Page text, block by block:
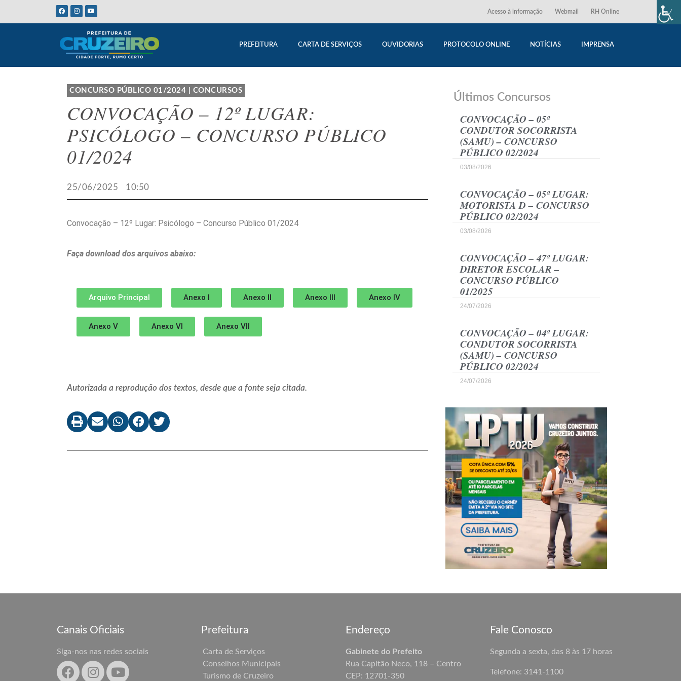
Acesso à informação Webmail RH Online
PREFEITURA CARTA DE SERVIÇOS OUVIDORIAS PROTOCOLO ONLINE NOTÍCIAS IMPRENSA
CONCURSO PÚBLICO 01/2024 CONCURSOS
CONVOCAÇÃO – 12º LUGAR:
PSICÓLOGO – CONCURSO PÚBLICO
01/2024
25/06/2025 10:50
Convocação – 12º Lugar: Psicólogo – Concurso Público 01/2024
Faça download dos arquivos abaixo:
Arquivo Principal Anexo I Anexo II Anexo III Anexo IV
Anexo V Anexo VI Anexo VII
Autorizada a reprodução dos textos, desde que a fonte seja citada.
Últimos Concursos
CONVOCAÇÃO – 05º
CONDUTOR SOCORRISTA
(SAMU) – CONCURSO
PÚBLICO 02/2024
03/08/2026
CONVOCAÇÃO – 05º LUGAR:
MOTORISTA D – CONCURSO
PÚBLICO 02/2024
03/08/2026
CONVOCAÇÃO – 47º LUGAR:
DIRETOR ESCOLAR –
CONCURSO PÚBLICO
01/2025
24/07/2026
CONVOCAÇÃO – 04º LUGAR:
CONDUTOR SOCORRISTA
(SAMU) – CONCURSO
PÚBLICO 02/2024
24/07/2026
Canais Oficiais
Siga-nos nas redes sociais
Prefeitura
Carta de Serviços
Conselhos Municipais
Turismo de Cruzeiro
Endereço
Gabinete do Prefeito
Rua Capitão Neco, 118 – Centro
CEP: 12701-350
Fale Conosco
Segunda a sexta, das 8 às 17 horas
Telefone: 3141-1100